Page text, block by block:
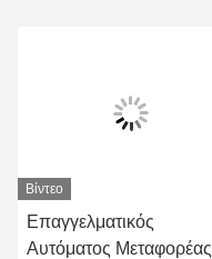
Βίντεο
Επαγγελματικός
Αυτόματος Μεταφορέας